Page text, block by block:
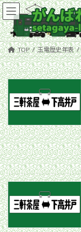
コ
ン
テ
ン
ツ
へ
ス
キ
ッ
プ
ナ
ビ
ゲ
ー
シ
ョ
ン
に
移
動
TOP 玉電歴史年表